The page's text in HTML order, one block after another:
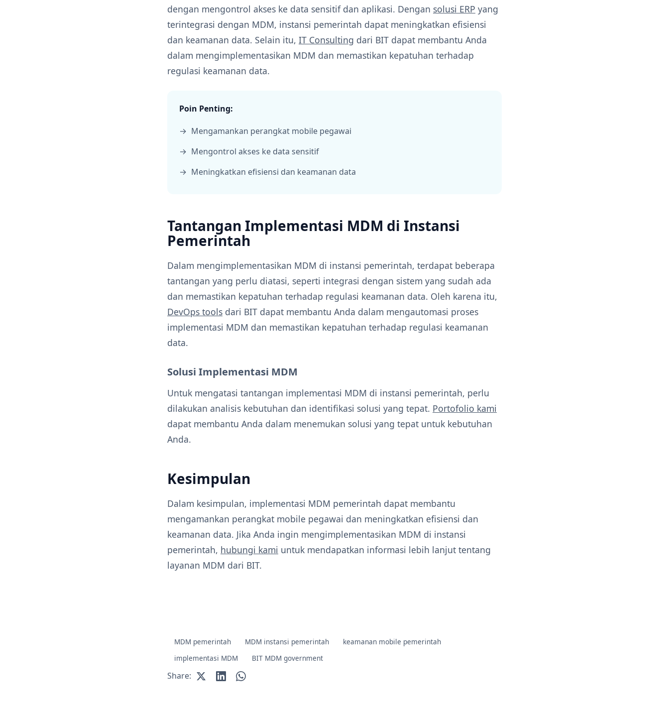
dengan mengontrol akses ke data sensitif dan aplikasi. Dengan solusi ERP yang
terintegrasi dengan MDM, instansi pemerintah dapat meningkatkan efisiensi
dan keamanan data. Selain itu, IT Consulting dari BIT dapat membantu Anda
dalam mengimplementasikan MDM dan memastikan kepatuhan terhadap
regulasi keamanan data.
Poin Penting:
Mengamankan perangkat mobile pegawai
Mengontrol akses ke data sensitif
Meningkatkan efisiensi dan keamanan data
Tantangan Implementasi MDM di Instansi
Pemerintah
Dalam mengimplementasikan MDM di instansi pemerintah, terdapat beberapa
tantangan yang perlu diatasi, seperti integrasi dengan sistem yang sudah ada
dan memastikan kepatuhan terhadap regulasi keamanan data. Oleh karena itu,
DevOps tools dari BIT dapat membantu Anda dalam mengautomasi proses
implementasi MDM dan memastikan kepatuhan terhadap regulasi keamanan
data.
Solusi Implementasi MDM
Untuk mengatasi tantangan implementasi MDM di instansi pemerintah, perlu
dilakukan analisis kebutuhan dan identifikasi solusi yang tepat. Portofolio kami
dapat membantu Anda dalam menemukan solusi yang tepat untuk kebutuhan
Anda.
Kesimpulan
Dalam kesimpulan, implementasi MDM pemerintah dapat membantu
mengamankan perangkat mobile pegawai dan meningkatkan efisiensi dan
keamanan data. Jika Anda ingin mengimplementasikan MDM di instansi
pemerintah, hubungi kami untuk mendapatkan informasi lebih lanjut tentang
layanan MDM dari BIT.
MDM pemerintah MDM instansi pemerintah
keamanan mobile pemerintah
implementasi MDM
BIT MDM government
Share: